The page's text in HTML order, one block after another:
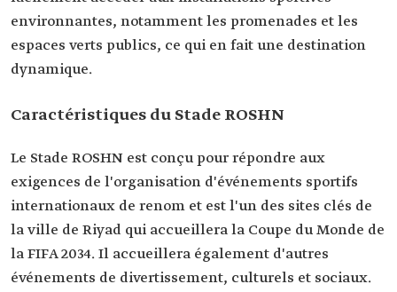
environnantes, notamment les promenades et les
espaces verts publics, ce qui en fait une destination
dynamique.
Caractéristiques du Stade ROSHN
Le Stade ROSHN est conçu pour répondre aux
exigences de l'organisation d'événements sportifs
internationaux de renom et est l'un des sites clés de
la ville de Riyad qui accueillera la Coupe du Monde de
la FIFA 2034. Il accueillera également d'autres
événements de divertissement, culturels et sociaux.